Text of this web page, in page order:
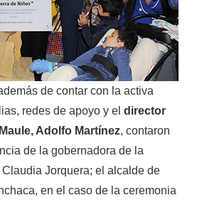
de contar con la activa
redes de apoyo y eldirector
Adolfo Martínez, contaron
de la gobernadora de la
Jorquera; el alcalde de
en el caso de la ceremonia